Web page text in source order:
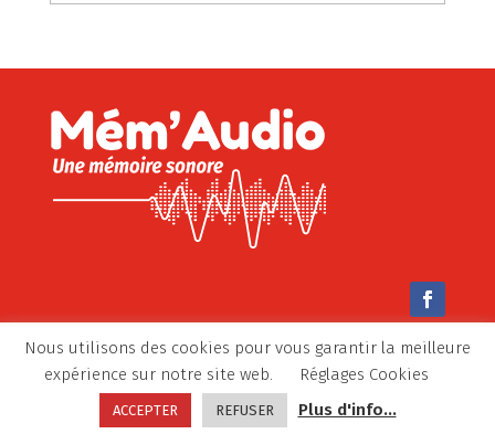
© Mem’Audio 2022-2026 –Mentions légales
Politique de confidentialité
Nous utilisons des cookies pour vous garantir la meilleure
expérience sur notre site web.
Réglages Cookies
ACCEPTER REFUSER Plus d'info...